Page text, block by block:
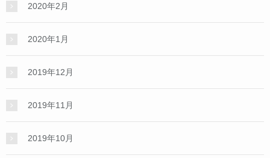
2020年2月
2020年1月
2019年12月
2019年11月
2019年10月